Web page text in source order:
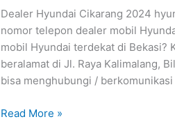
Dealer Hyundai Cikarang 2024
nomor telepon dealer mobil
mobil Hyundai terdekat di Bekasi?
beralamat di Jl. Raya Kalimalang,
bisa menghubungi /
2024
Read More »